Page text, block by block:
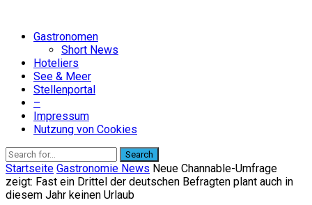
Gastronomen
Short News
Hoteliers
See & Meer
Stellenportal
–
Impressum
Nutzung von Cookies
Search
Startseite Gastronomie News Neue Channable-Umfrage
zeigt: Fast ein Drittel der deutschen Befragten plant auch in
diesem Jahr keinen Urlaub